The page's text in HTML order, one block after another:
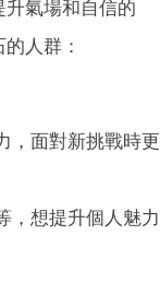
氣場和自信的
人群：
，面對新挑戰時更
，想提升個人魅力